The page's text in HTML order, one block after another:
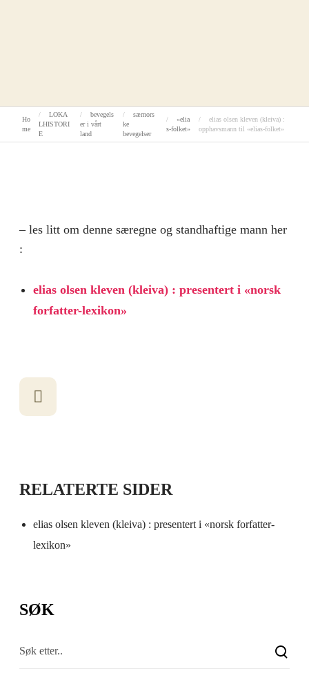
Ho
me
LOKA
LHISTORI
E
bevegels
er i vårt
land
særnors
ke
bevegelser
«elia
s-folket»
elias olsen kleven (kleiva) :
opphavsmann til «elias-folket»
– les litt om denne særegne og standhaftige mann her
:
elias olsen kleven (kleiva) : presentert i «norsk
forfatter-lexikon»
RELATERTE SIDER
elias olsen kleven (kleiva) : presentert i «norsk forfatter-
lexikon»
SØK